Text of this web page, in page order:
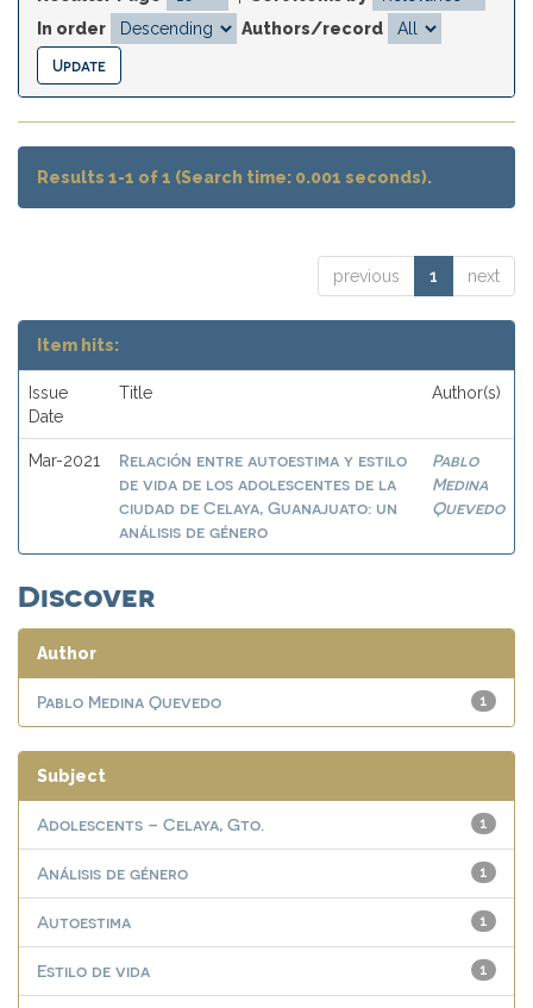
In order
Authors/record
Results 1-1 of 1 (Search time: 0.001 seconds).
previous 1 next
Item hits:
Issue
Date
Title Author(s)
Mar-2021
Relación entre autoestima y estilo
de vida de los adolescentes de la
ciudad de Celaya, Guanajuato: un
análisis de género
Pablo
Medina
Quevedo
Discover
Author
1
Pablo Medina Quevedo
Subject
1
Adolescents – Celaya, Gto.
1
Análisis de género
1
Autoestima
1
Estilo de vida